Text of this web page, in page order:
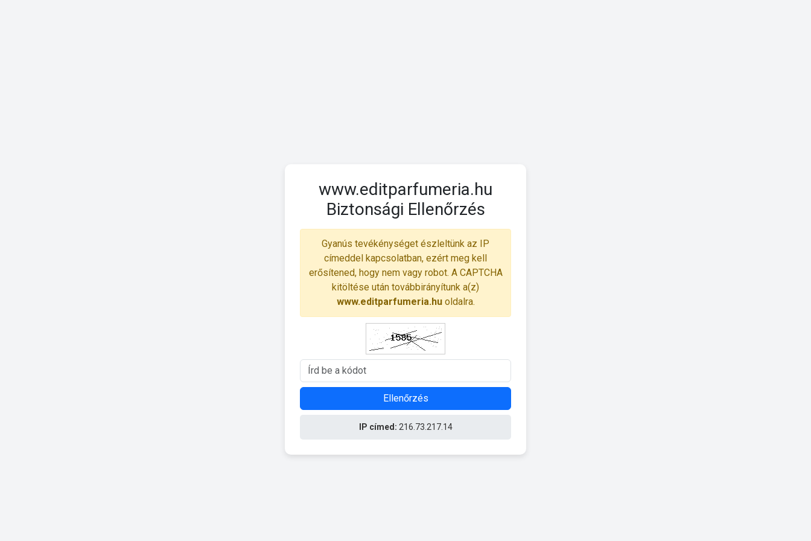
www.editparfumeria.hu
Biztonsági Ellenőrzés
Gyanús tevékénységet észleltünk az IP
címeddel kapcsolatban, ezért meg kell
erősítened, hogy nem vagy robot. A CAPTCHA
kitöltése után továbbirányítunk a(z)
www.editparfumeria.huoldalra.
Ellenőrzés
IP címed: 216.73.217.14